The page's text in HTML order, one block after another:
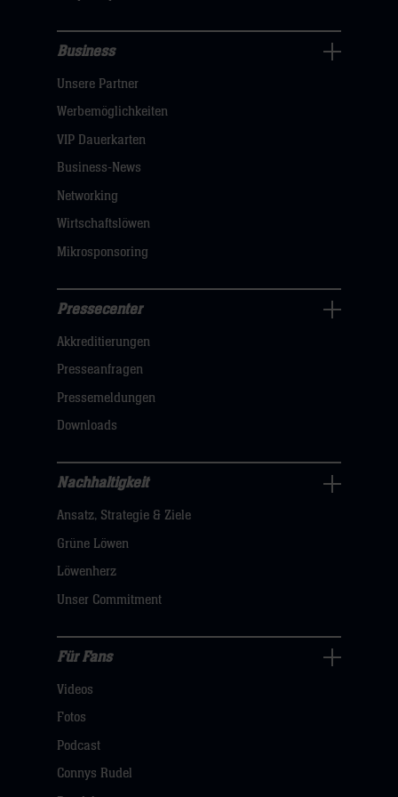
Navigation
öffnen,
dann
klicken
Business
Unsere Partner
Werbemöglichkeiten
VIP Dauerkarten
Business-News
Networking
Wirtschaftslöwen
Mikrosponsoring
Navigation
öffnen,
dann
klicken
hier
Pressecenter
Akkreditierungen
Presseanfragen
Pressemeldungen
Downloads
Nachhaltigkeit
Navigation
öffnen,
dann
hier
Nachhaltigkeit
Ansatz, Strategie & Ziele
Grüne Löwen
Löwenherz
Unser Commitment
Fans
Navigation
öffnen,
dann
Für Fans
Videos
Fotos
Podcast
Connys Rudel